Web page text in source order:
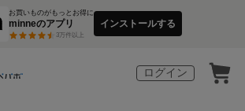
お買いものがもっとお得に
minneのアプリ
3万件以上
インストールする
ログイン